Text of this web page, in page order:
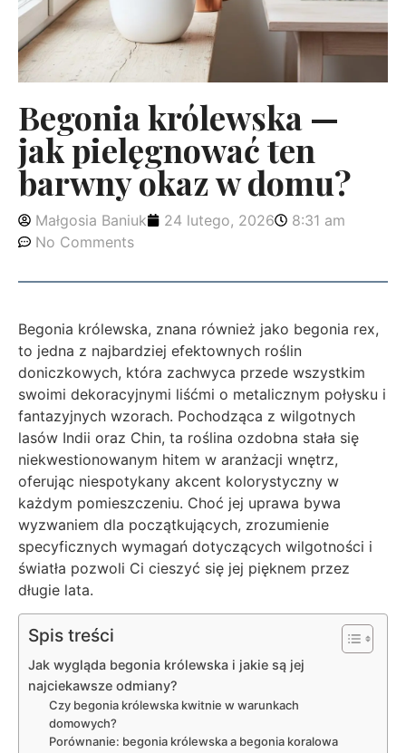
Begonia królewska —
jak pielęgnować ten
barwny okaz w domu?
Małgosia Baniuk 24 lutego, 2026
8:31 am
No Comments
Begonia królewska, znana również jako begonia rex,
to jedna z najbardziej efektownych roślin
doniczkowych, która zachwyca przede wszystkim
swoimi dekoracyjnymi liśćmi o metalicznym połysku i
fantazyjnych wzorach. Pochodząca z wilgotnych
lasów Indii oraz Chin, ta roślina ozdobna stała się
niekwestionowanym hitem w aranżacji wnętrz,
oferując niespotykany akcent kolorystyczny w
każdym pomieszczeniu. Choć jej uprawa bywa
wyzwaniem dla początkujących, zrozumienie
specyficznych wymagań dotyczących wilgotności i
światła pozwoli Ci cieszyć się jej pięknem przez
długie lata.
Spis treści
Jak wygląda begonia królewska i jakie są jej
najciekawsze odmiany?
Czy begonia królewska kwitnie w warunkach
domowych?
Porównanie: begonia królewska a begonia koralowa